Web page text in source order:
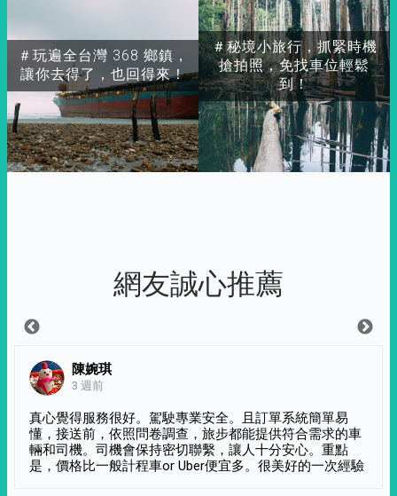
＃玩遍全台灣 368 鄉鎮，
讓你去得了，也回得來！
＃秘境小旅行，抓緊時機
搶拍照，免找車位輕鬆
到！
網友誠心推薦
陳婉琪
3 週前
真心覺得服務很好。駕駛專業安全。且訂單系統簡單易
懂，接送前，依照問卷調查，旅步都能提供符合需求的車
輛和司機。司機會保持密切聯繫，讓人十分安心。重點
是，價格比一般計程車or Uber便宜多。很美好的一次經驗